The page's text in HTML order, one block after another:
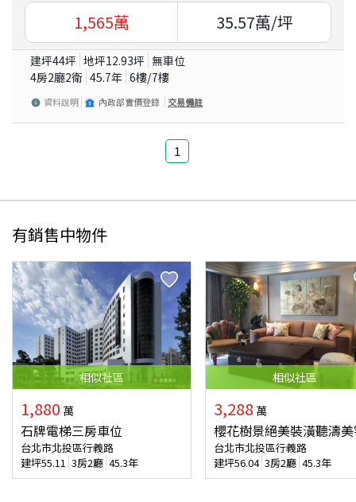
1,565萬 35.57萬/坪
建坪44坪 地坪12.93坪 無車位
4房2廳2衛 45.7年 6樓/7樓
資料說明 內政部實價登錄 交易備註
1
有銷售中物件
相似社區
1,880 萬
石牌電梯三房車位
台北市北投區行義路
建坪55.11 3房2廳 45.3年
相似社區
3,288 萬
櫻花樹景絕美裝潢聽濤
台北市北投區行義路
建坪56.04 3房2廳 45.3年